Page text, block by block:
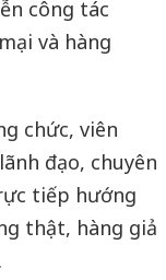
công tác
và hàng
chức, viên
đạo, chuyên
tiếp hướng
thật, hàng giả